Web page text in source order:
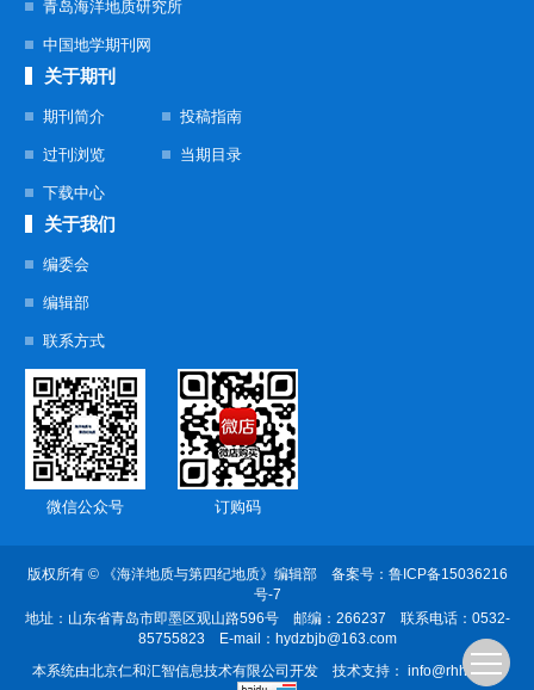
青岛海洋地质研究所
中国地学期刊网
关于期刊
期刊简介 投稿指南
过刊浏览 当期目录
下载中心
关于我们
编委会
编辑部
联系方式
微信公众号 订购码
版权所有 © 《海洋地质与第四纪地质》编辑部 备案号： 鲁ICP备15036216
号-7
地址：山东省青岛市即墨区观山路596号
邮编：266237 联系电话：0532-
85755823
E-mail： hydzbjb@163.com
本系统由北京仁和汇智信息技术有限公司 开发 技术支持： info@rhhz.net